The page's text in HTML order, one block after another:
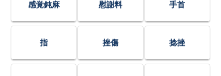
感覚鈍麻 慰謝料 手首
指 挫傷 捻挫